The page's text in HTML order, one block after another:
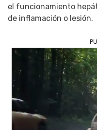
el funcionamiento
de inflamación o lesión.